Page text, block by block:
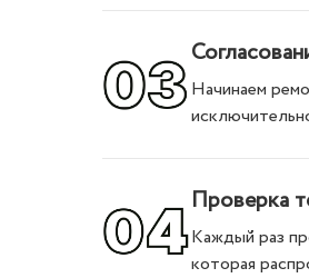
Начинаем
Проверка
Каждый раз
которая